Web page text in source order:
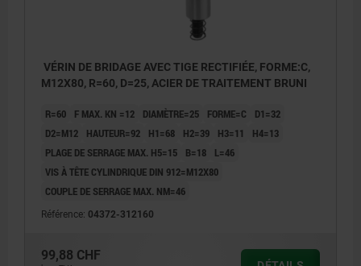
VÉRIN DE BRIDAGE AVEC TIGE RECTIFIÉE, FORME:C,
M12X80, R=60, D=25, ACIER DE TRAITEMENT BRUNI
R=60 F MAX. KN =12 DIAMÈTRE=25 FORME=C
D1=32
D2=M12
HAUTEUR=92 H1=68 H2=39 H3=11
H4=13
PLAGE DE SERRAGE MAX. H5=15
B=18
L=46
VIS À TÊTE CYLINDRIQUE DIN 912=M12X80
COUPLE DE SERRAGE MAX. NM=46
Référence: 04372-312160
99,88 CHF